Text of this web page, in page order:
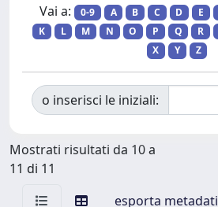
Vai a: 0-9 A B C D E
K
L M N O P Q R
X
Y Z
o inserisci le iniziali:
Mostrati risultati da 10 a
11 di 11
esporta metadati